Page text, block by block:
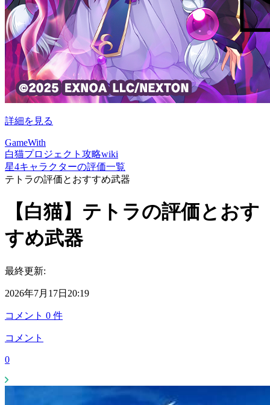
詳細を見る
GameWith
白猫プロジェクト攻略wiki
星4キャラクターの評価一覧
テトラの評価とおすすめ武器
【白猫】テトラの評価とおす
すめ武器
最終更新:
2026年7月17日20:19
コメント 0 件
コメント
0